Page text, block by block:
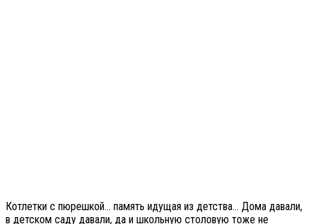
Котлетки с пюрешкой… память идущая из детства… Дома давали,
в детском саду давали, да и школьную столовую тоже не